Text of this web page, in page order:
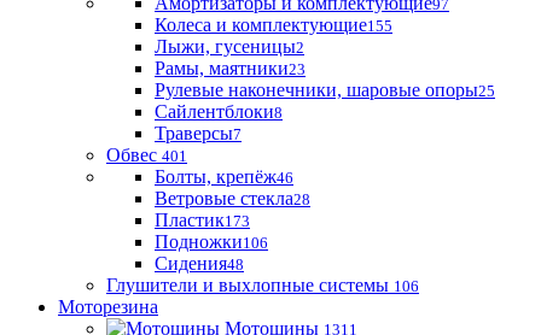
97
Колеса и комплектующие155
Лыжи, гусеницы2
Рамы, маятники23
Рулевые наконечники, шаровые опоры25
Сайлентблоки8
Траверсы7
Обвес 401
Болты, крепёж46
Ветровые стекла28
Пластик173
Подножки106
Сидения48
Глушители и выхлопные системы 106
Моторезина
Мотошины 1311